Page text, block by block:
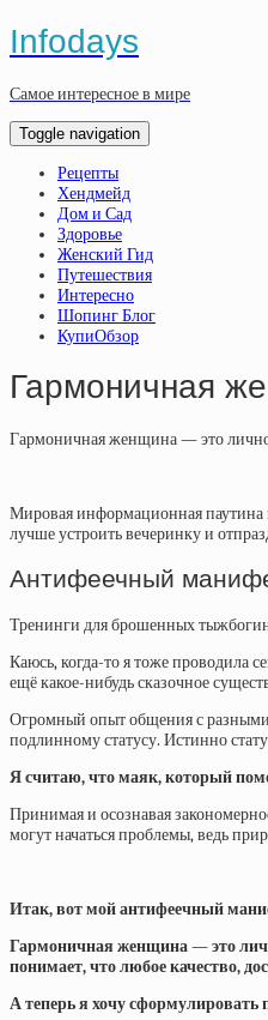
Infodays
Самое интересное в мире
Toggle navigation
Рецепты
Хендмейд
Дом и Сад
Здоровье
Женский Гид
Путешествия
Интересно
Шопинг Блог
КупиОбзор
Гармоничная
Гармоничнаяженщина— это
Мировая информационная паутина
лучше устроить вечеринку и
Антифеечный
Тренинги для брошенных
Каюсь, когда-то я тоже проводила
ещё какое-нибудь сказочное
Огромный опыт общения с разными
подлинному статусу. Истинно
Я считаю, что маяк, который
Принимая и осознавая
могут начаться проблемы, ведь
Итак, вот мой антифеечный
Гармоничная женщина — это
понимает, что любое качество,
А теперь я хочу